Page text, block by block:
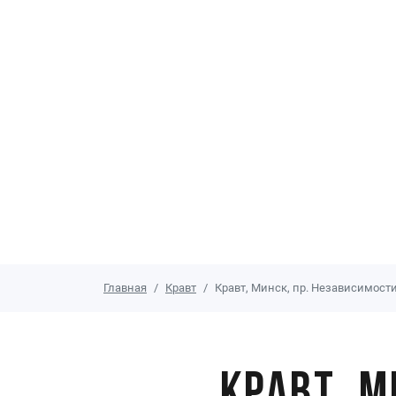
Главная Кравт Кравт, Минск, пр.